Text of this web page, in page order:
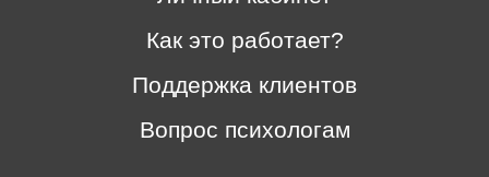
Как это работает?
Поддержка клиентов
Вопрос психологам